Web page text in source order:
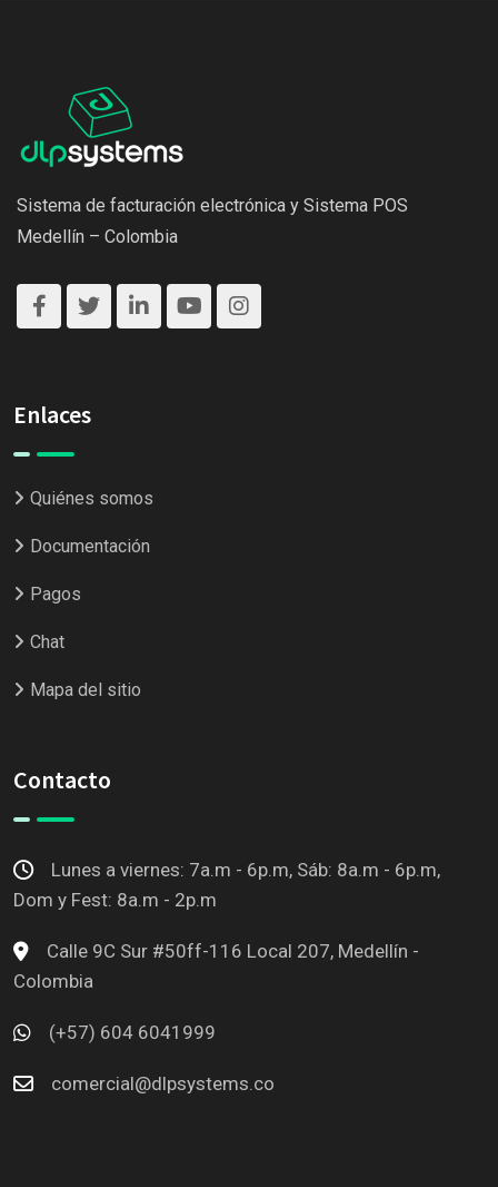
Sistema de facturación electrónica y Sistema POS
Medellín – Colombia
Enlaces
Quiénes somos
Documentación
Pagos
Chat
Mapa del sitio
Contacto
Lunes a viernes: 7a.m - 6p.m, Sáb: 8a.m - 6p.m,
Dom y Fest: 8a.m - 2p.m
Calle 9C Sur #50ff-116 Local 207, Medellín -
Colombia
(+57) 604 6041999
comercial@dlpsystems.co